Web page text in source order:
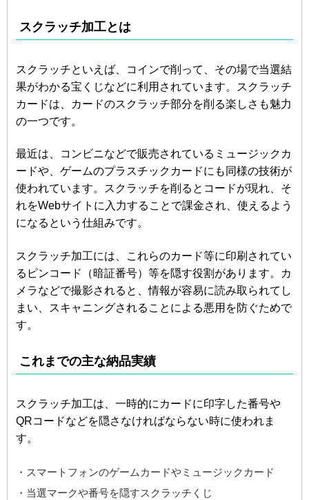
スクラッチ加工とは
スクラッチといえば、コインで削って、その場で当選結
果がわかる宝くじなどに利用されています。スクラッチ
カードは、カードのスクラッチ部分を削る楽しさも魅力
の一つです。
最近は、コンビニなどで販売されているミュージックカ
ードや、ゲームのプラスチックカードにも同様の技術が
使われています。スクラッチを削るとコードが現れ、そ
れをWebサイトに入力することで課金され、使えるよう
になるという仕組みです。
スクラッチ加工には、これらのカード等に印刷されてい
るピンコード（暗証番号）等を隠す役割があります。カ
メラなどで撮影されると、情報が容易に読み取られてし
まい、スキャニングされることによる悪用を防ぐためで
す。
これまでの主な納品実績
スクラッチ加工は、一時的にカードに印字した番号や
QRコードなどを隠さなければならない時に使われま
す。
・スマートフォンのゲームカードやミュージックカード
・当選マークや番号を隠すスクラッチくじ